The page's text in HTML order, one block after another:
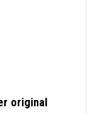
original